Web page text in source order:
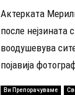
Актерката
после нејзината
воодушевува
појавија
Ви Препорачуваме